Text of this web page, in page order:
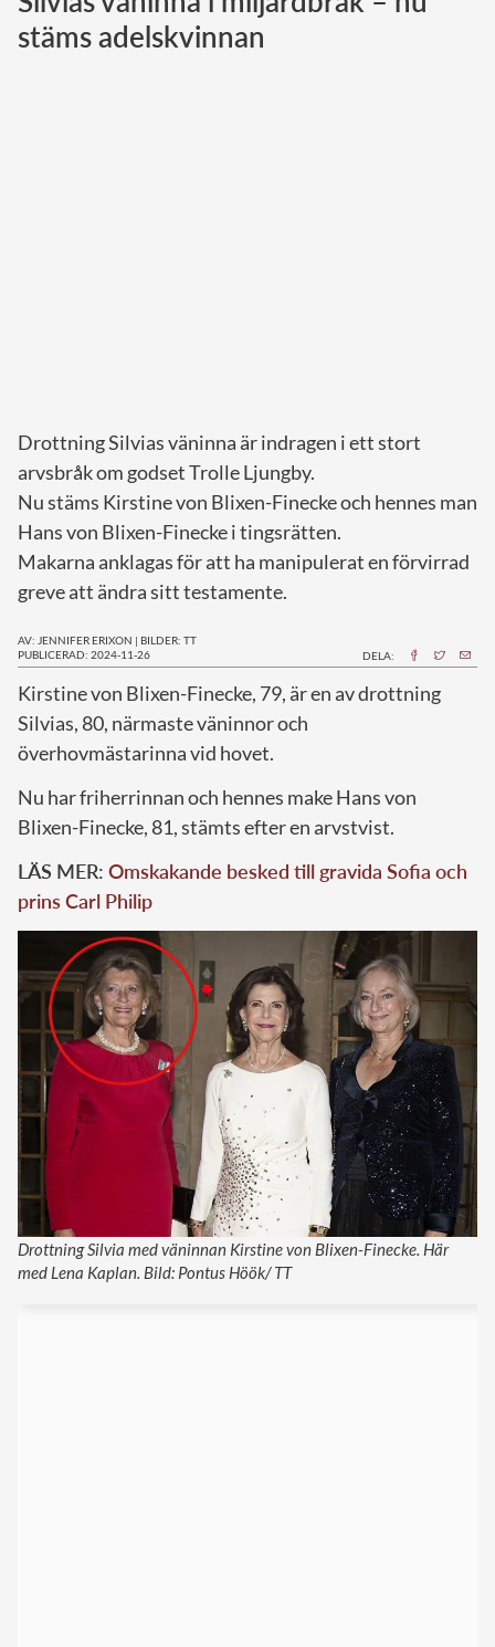
Norska kungahuset
stäms adelskvinnan
Drottning Silvias väninna är indragen i ett stort
arvsbråk om godset Trolle Ljungby.
Nu stäms Kirstine von Blixen-Finecke och hennes man
Hans von Blixen-Finecke i tingsrätten.
Makarna anklagas för att ha manipulerat en förvirrad
greve att ändra sitt testamente.
AV: JENNIFER ERIXON | BILDER: TT
PUBLICERAD: 2024-11-26
DELA:
Kirstine von Blixen-Finecke, 79, är en av drottning
Silvias, 80, närmaste väninnor och
överhovmästarinna vid hovet.
Nu har friherrinnan och hennes make Hans von
Blixen-Finecke, 81, stämts efter en arvstvist.
LÄS MER: Omskakande besked till gravida Sofia och
prins Carl Philip
Drottning Silvia med väninnan Kirstine von Blixen-Finecke. Här
med Lena Kaplan. Bild: Pontus Höök/ TT